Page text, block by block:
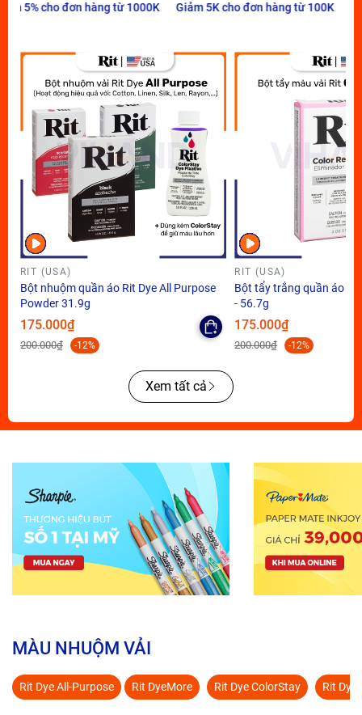
hàng từ 1000K Giảm 5K cho đơn hàng từ 100K Tặng bút Paper
RIT (USA)
Bột nhuộm quần áo Rit Dye All Purpose
Powder 31.9g
175.000₫
200.000₫ -12%
RIT (USA)
Bột tẩy trắng quần áo
- 56.7g
175.000₫
200.000₫ -12%
Xem tất cả
MÀU NHUỘM VẢI
Rit Dye All-Purpose Rit DyeMore Rit Dye ColorStay Rit Dye